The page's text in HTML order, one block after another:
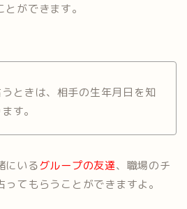
ができます。
ときは、相手の生年月日を知
す。
にいるグループの友達、職場のチ
てもらうことができますよ。